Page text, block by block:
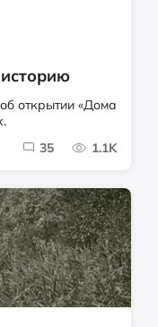
открытии «Дома
35 1.1K